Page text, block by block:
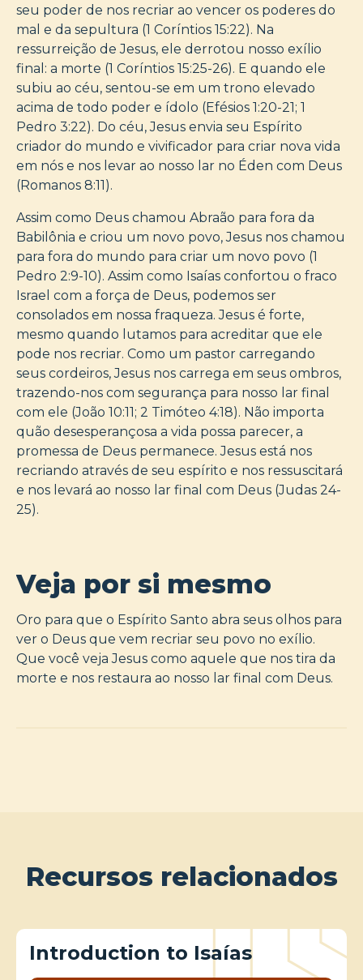
seu poder de nos recriar ao vencer os poderes do
mal e da sepultura (1 Coríntios 15:22). Na
ressurreição de Jesus, ele derrotou nosso exílio
final: a morte (1 Coríntios 15:25-26). E quando ele
subiu ao céu, sentou-se em um trono elevado
acima de todo poder e ídolo (Efésios 1:20-21; 1
Pedro 3:22). Do céu, Jesus envia seu Espírito
criador do mundo e vivificador para criar nova vida
em nós e nos levar ao nosso lar no Éden com Deus
(Romanos 8:11).
Assim como Deus chamou Abraão para fora da
Babilônia e criou um novo povo, Jesus nos chamou
para fora do mundo para criar um novo povo (1
Pedro 2:9-10). Assim como Isaías confortou o fraco
Israel com a força de Deus, podemos ser
consolados em nossa fraqueza. Jesus é forte,
mesmo quando lutamos para acreditar que ele
pode nos recriar. Como um pastor carregando
seus cordeiros, Jesus nos carrega em seus ombros,
trazendo-nos com segurança para nosso lar final
com ele (João 10:11; 2 Timóteo 4:18). Não importa
quão desesperançosa a vida possa parecer, a
promessa de Deus permanece. Jesus está nos
recriando através de seu espírito e nos ressuscitará
e nos levará ao nosso lar final com Deus (Judas 24-
25).
Veja por si mesmo
Oro para que o Espírito Santo abra seus olhos para
ver o Deus que vem recriar seu povo no exílio.
Que você veja Jesus como aquele que nos tira da
morte e nos restaura ao nosso lar final com Deus.
Recursos relacionados
Introduction to Isaías